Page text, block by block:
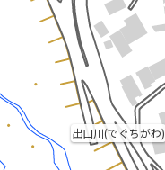
出口川(でぐちがわ)